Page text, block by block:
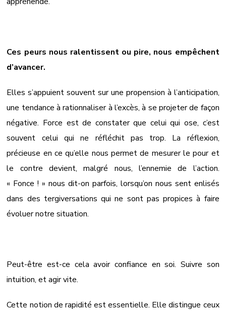
Ces peurs nous ralentissent ou pire, nous empêchent
d’avancer.
Elles s’appuient souvent sur une propension à l’anticipation,
une tendance à rationnaliser à l’excès, à se projeter de façon
négative. Force est de constater que celui qui ose, c’est
souvent celui qui ne réfléchit pas trop. La réflexion,
précieuse en ce qu’elle nous permet de mesurer le pour et
le contre devient, malgré nous, l’ennemie de l’action.
« Fonce ! » nous dit-on parfois, lorsqu’on nous sent enlisés
dans des tergiversations qui ne sont pas propices à faire
évoluer notre situation.
Peut-être est-ce cela avoir confiance en soi. Suivre son
intuition, et agir vite.
Cette notion de rapidité est essentielle. Elle distingue ceux